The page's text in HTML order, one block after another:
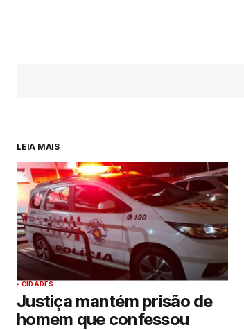
LEIA MAIS
CIDADES
Justiça mantém prisão de
homem que confessou